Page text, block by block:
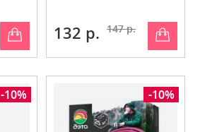
132 р. 147 р.
-10% -10%